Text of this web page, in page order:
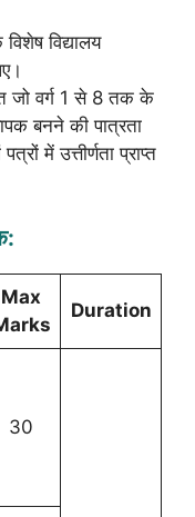
विद्यालय
जो वर्ग 1 से 8 तक के
बनने की पात्रता
में उत्तीर्णता प्राप्त
Max
Duration
30